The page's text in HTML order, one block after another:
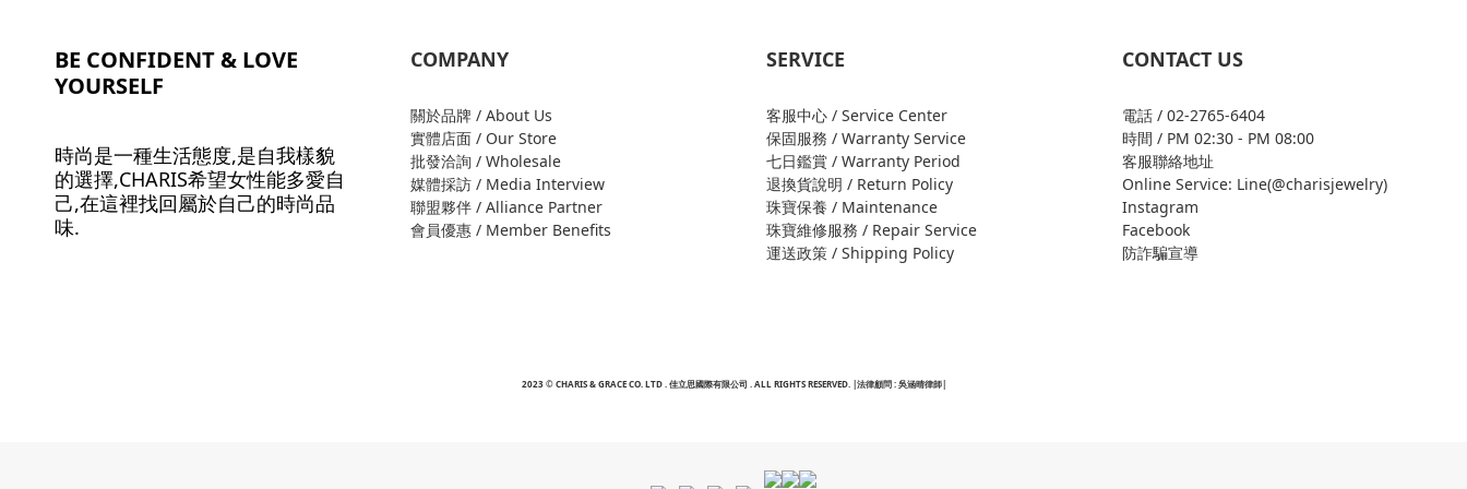
BE CONFIDENT & LOVE
YOURSELF
時尚是一種生活態度,是自我樣貌
的選擇,CHARIS希望女性能多愛自
己,在這裡找回屬於自己的時尚品
味.
COMPANY
關於品牌 / About Us
實體店面 / Our Store
批發洽詢 / Wholesale
媒體採訪 / Media Interview
聯盟夥伴 / Alliance Partner
會員優惠 / Member Benefits
SERVICE
客服中心 / Service Center
保固服務 / Warranty Service
七日鑑賞 / Warranty Period
退換貨說明 / Return Policy
珠寶保養 / Maintenance
珠寶維修服務 / Repair Service
運送政策 / Shipping Policy
CONTACT US
電話 / 02-2765-6404
時間 / PM 02:30 - PM 08:00
客服聯絡地址
Online Service: Line(@charisjewelry)
Instagram
Facebook
防詐騙宣導
2023 © CHARIS & GRACE CO. LTD . 佳立思國際有限公司 . ALL RIGHTS RESERVED. |法律顧問 : 吳涵晴律師|